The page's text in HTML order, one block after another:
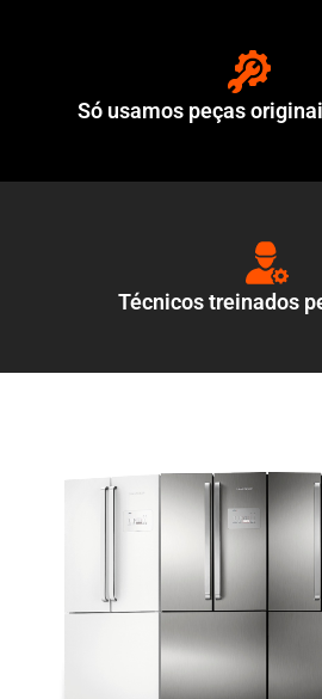
Só usamos peças
Técnicos treinados